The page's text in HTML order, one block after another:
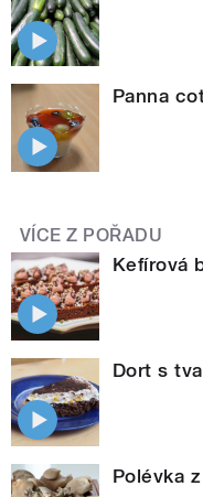
Panna
VÍCE Z POŘADU
Kefírová
Dort s
Polévka